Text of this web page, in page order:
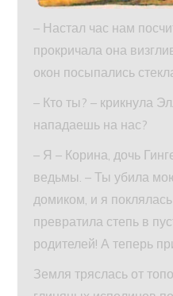
– Настал час нам
прокричала она
окон посыпались
– Кто ты? – крикнула
нападаешь на нас?
– Я – Корина, дочь
ведьмы. – Ты убила
домиком, и я
превратила степь в
родителей! А теперь
Земля тряслась от